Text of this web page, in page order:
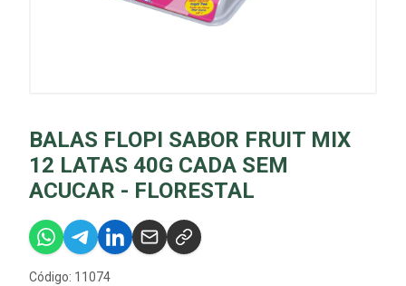
BALAS FLOPI SABOR FRUIT MIX
12 LATAS 40G CADA SEM
ACUCAR - FLORESTAL
Código: 11074